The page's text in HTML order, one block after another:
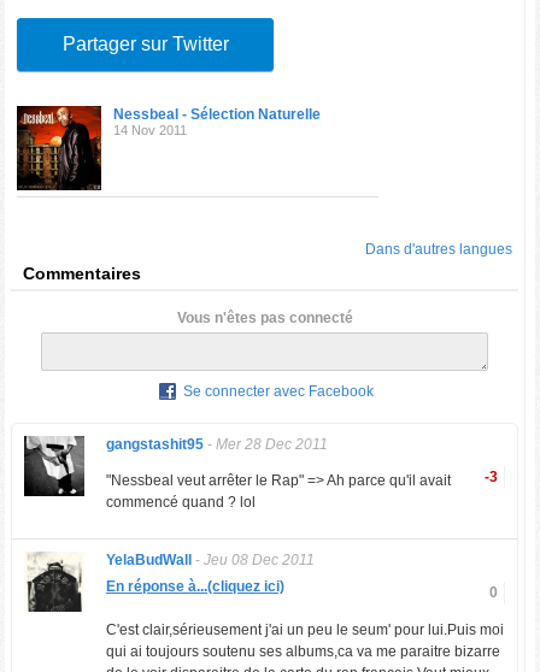
Partager sur Twitter
Nessbeal - Sélection Naturelle
14 Nov 2011
Dans d'autres langues
Commentaires
Vous n'êtes pas connecté
Se connecter avec Facebook
gangstashit95- Mer 28 Dec 2011
-3
"Nessbeal veut arrêter le Rap" => Ah parce qu'il avait
commencé quand ? lol
YelaBudWall - Jeu 08 Dec 2011
0
En réponse à...(cliquez ici)
C'est clair,sérieusement j'ai un peu le seum' pour lui.Puis moi
qui ai toujours soutenu ses albums,ca va me paraitre bizarre